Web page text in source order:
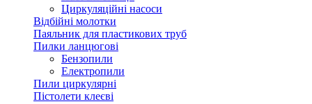
Циркуляційні насоси
Відбійні молотки
Паяльник для пластикових труб
Пилки ланцюгові
Бензопили
Електропили
Пили циркулярні
Пістолети клеєві